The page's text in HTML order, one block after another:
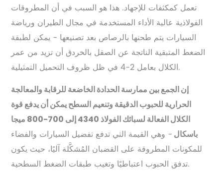
تعمل كمكثفات للإجهاد. هذا هو السبب في أن المطروقات
الفولاذية عالية الأداء المستخدمة في مجال الطيران ورياضة
السيارات يتم طحنها بالرصاص بعد تصنيعها - يمكن لطبقة
الضغط المتبقية الناتجة عن الصقل بالخردق أن تزيد من عمر
الكلال بعامل 2-4 في ظل ظروف التحميل التمثيلية.
إن الجمع بين ممارسة الحدادة الخاضعة للرقابة والمعالجة
الحرارية للحبوب الدقيقة وتنعيم السطح يمكن أن يدفع قوة
الكلال الفعالة لسبائك الفولاذ 4340 إلى 700-800 ميجا
باسكال - وهي القيمة التي تدفع تفضيل السيارات والفضاء
للمكونات المطروقة على القضبان المُشكَّلة آليًا، حيث يكون
تدفق الحبوب اعتباطيًا وتغيب طبقات الضغط السطحية.